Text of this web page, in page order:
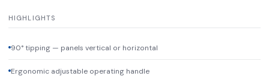
HIGHLIGHTS
90° tipping — panels vertical or horizontal
Ergonomic adjustable operating handle